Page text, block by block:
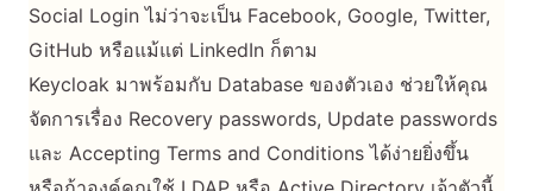
Social Login ไม่ว่าจะเป็น Facebook, Google, Twitter,
GitHub หรือแม้แต่ LinkedIn ก็ตาม
Keycloak มาพร้อมกับ Database ของตัวเอง ช่วยให้คุณ
จัดการเรื่อง Recovery passwords, Update passwords
และ Accepting Terms and Conditions ได้ง่ายยิ่งขึ้น